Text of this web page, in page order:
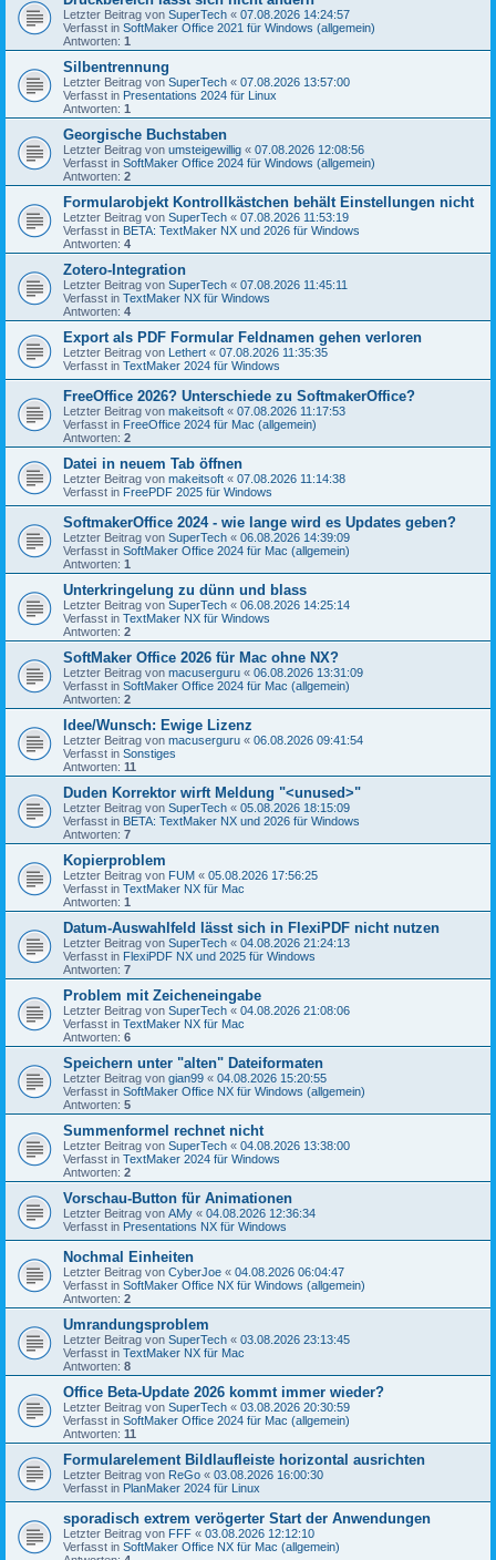
Letzter Beitrag von SuperTech « 07.08.2026 14:24:57
Verfasst in SoftMaker Office 2021 für Windows (allgemein)
Antworten: 1
Silbentrennung
Letzter Beitrag von SuperTech « 07.08.2026 13:57:00
Verfasst in Presentations 2024 für Linux
Antworten: 1
Georgische Buchstaben
Letzter Beitrag von umsteigewillig « 07.08.2026 12:08:56
Verfasst in SoftMaker Office 2024 für Windows (allgemein)
Antworten: 2
Formularobjekt Kontrollkästchen behält Einstellungen nicht
Letzter Beitrag von SuperTech « 07.08.2026 11:53:19
Verfasst in BETA: TextMaker NX und 2026 für Windows
Antworten: 4
Zotero-Integration
Letzter Beitrag von SuperTech « 07.08.2026 11:45:11
Verfasst in TextMaker NX für Windows
Antworten: 4
Export als PDF Formular Feldnamen gehen verloren
Letzter Beitrag von Lethert « 07.08.2026 11:35:35
Verfasst in TextMaker 2024 für Windows
FreeOffice 2026? Unterschiede zu SoftmakerOffice?
Letzter Beitrag von makeitsoft « 07.08.2026 11:17:53
Verfasst in FreeOffice 2024 für Mac (allgemein)
Antworten: 2
Datei in neuem Tab öffnen
Letzter Beitrag von makeitsoft « 07.08.2026 11:14:38
Verfasst in FreePDF 2025 für Windows
SoftmakerOffice 2024 - wie lange wird es Updates geben?
Letzter Beitrag von SuperTech « 06.08.2026 14:39:09
Verfasst in SoftMaker Office 2024 für Mac (allgemein)
Antworten: 1
Unterkringelung zu dünn und blass
Letzter Beitrag von SuperTech « 06.08.2026 14:25:14
Verfasst in TextMaker NX für Windows
Antworten: 2
SoftMaker Office 2026 für Mac ohne NX?
Letzter Beitrag von macuserguru « 06.08.2026 13:31:09
Verfasst in SoftMaker Office 2024 für Mac (allgemein)
Antworten: 2
Idee/Wunsch: Ewige Lizenz
Letzter Beitrag von macuserguru « 06.08.2026 09:41:54
Verfasst in Sonstiges
Antworten: 11
Duden Korrektor wirft Meldung "<unused>"
Letzter Beitrag von SuperTech « 05.08.2026 18:15:09
Verfasst in BETA: TextMaker NX und 2026 für Windows
Antworten: 7
Kopierproblem
Letzter Beitrag von FUM « 05.08.2026 17:56:25
Verfasst in TextMaker NX für Mac
Antworten: 1
Datum-Auswahlfeld lässt sich in FlexiPDF nicht nutzen
Letzter Beitrag von SuperTech « 04.08.2026 21:24:13
Verfasst in FlexiPDF NX und 2025 für Windows
Antworten: 7
Problem mit Zeicheneingabe
Letzter Beitrag von SuperTech « 04.08.2026 21:08:06
Verfasst in TextMaker NX für Mac
Antworten: 6
Speichern unter "alten" Dateiformaten
Letzter Beitrag von gian99 « 04.08.2026 15:20:55
Verfasst in SoftMaker Office NX für Windows (allgemein)
Antworten: 5
Summenformel rechnet nicht
Letzter Beitrag von SuperTech « 04.08.2026 13:38:00
Verfasst in TextMaker 2024 für Windows
Antworten: 2
Vorschau-Button für Animationen
Letzter Beitrag von AMy « 04.08.2026 12:36:34
Verfasst in Presentations NX für Windows
Nochmal Einheiten
Letzter Beitrag von CyberJoe « 04.08.2026 06:04:47
Verfasst in SoftMaker Office NX für Windows (allgemein)
Antworten: 2
Umrandungsproblem
Letzter Beitrag von SuperTech « 03.08.2026 23:13:45
Verfasst in TextMaker NX für Mac
Antworten: 8
Office Beta-Update 2026 kommt immer wieder?
Letzter Beitrag von SuperTech « 03.08.2026 20:30:59
Verfasst in SoftMaker Office 2024 für Mac (allgemein)
Antworten: 11
Formularelement Bildlaufleiste horizontal ausrichten
Letzter Beitrag von ReGo « 03.08.2026 16:00:30
Verfasst in PlanMaker 2024 für Linux
sporadisch extrem verögerter Start der Anwendungen
Letzter Beitrag von FFF « 03.08.2026 12:12:10
Verfasst in SoftMaker Office NX für Mac (allgemein)